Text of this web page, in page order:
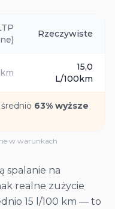
Rzeczywiste
15,0
L/100km
63% wyższe
w warunkach
spalanie na
realne zużycie
15 l/100 km — to